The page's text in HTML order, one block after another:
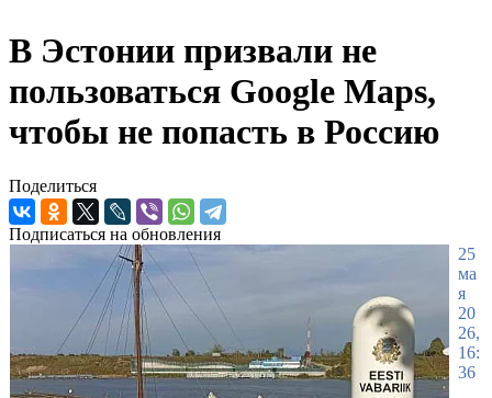
В Эстонии призвали не
пользоваться Google Maps,
чтобы не попасть в Россию
Поделиться
Подписаться на обновления
25
ма
я
20
26,
16:
36